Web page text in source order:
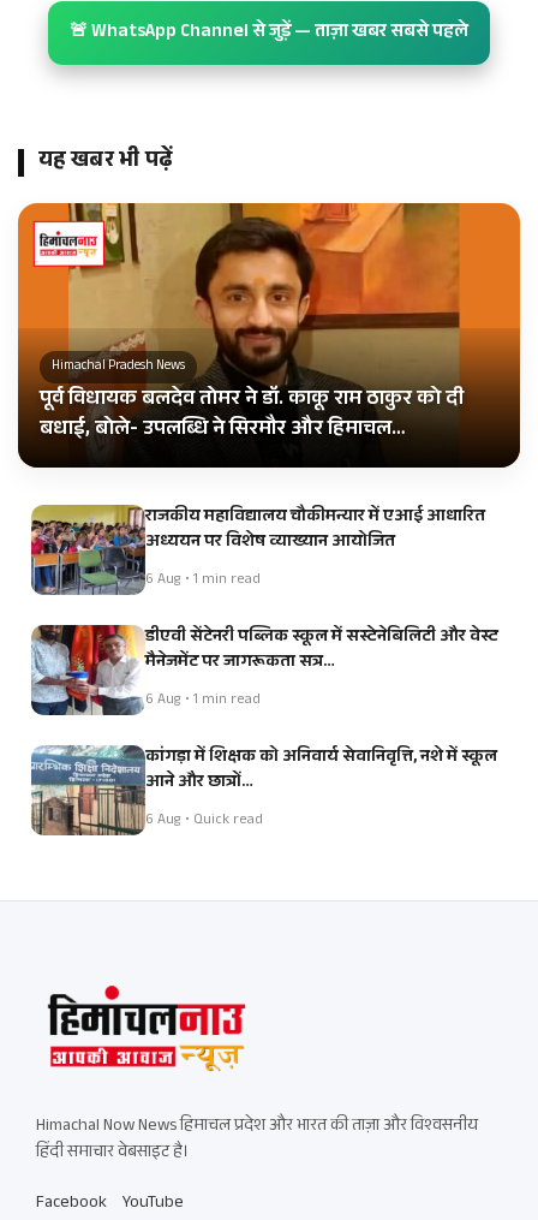
🚨 WhatsApp Channel से जुड़ें — ताज़ा खबर सबसे पहले
यह खबर भी पढ़ें
Himachal Pradesh News
पूर्व विधायक बलदेव तोमर ने डॉ. काकू राम ठाकुर को दी
बधाई, बोले- उपलब्धि ने सिरमौर और हिमाचल…
राजकीय महाविद्यालय चौकीमन्यार में एआई आधारित
अध्ययन पर विशेष व्याख्यान आयोजित
6 Aug • 1 min read
डीएवी सेंटेनरी पब्लिक स्कूल में सस्टेनेबिलिटी और वेस्ट
मैनेजमेंट पर जागरूकता सत्र…
6 Aug • 1 min read
कांगड़ा में शिक्षक को अनिवार्य सेवानिवृत्ति, नशे में स्कूल
आने और छात्रों…
6 Aug • Quick read
Himachal Now News हिमाचल प्रदेश और भारत की ताज़ा और विश्वसनीय
हिंदी समाचार वेबसाइट है।
Facebook YouTube